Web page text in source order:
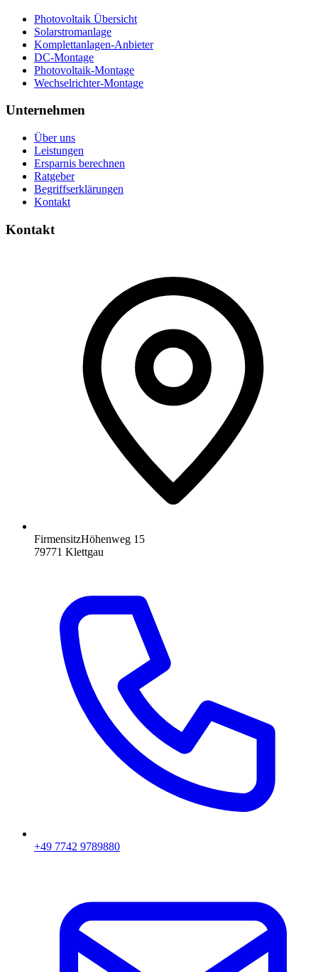
Photovoltaik Übersicht
Solarstromanlage
Komplettanlagen-Anbieter
DC-Montage
Photovoltaik-Montage
Wechselrichter-Montage
Unternehmen
Über uns
Leistungen
Ersparnis berechnen
Ratgeber
Begriffserklärungen
Kontakt
Kontakt
FirmensitzHöhenweg 15
79771 Klettgau
+49 7742 9789880